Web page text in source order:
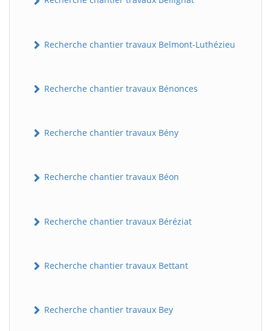
Recherche chantier travaux Belmont-Luthézieu
Recherche chantier travaux Bénonces
Recherche chantier travaux Bény
Recherche chantier travaux Béon
Recherche chantier travaux Béréziat
Recherche chantier travaux Bettant
Recherche chantier travaux Bey